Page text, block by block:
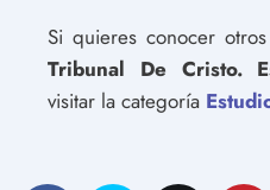
Si quieres conocer
Tribunal De Cristo.
visitar la categoría